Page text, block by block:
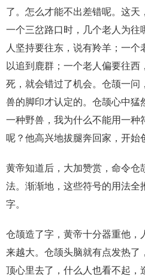
了。怎么才能不出差错呢。这天
一个三岔路口时，几个老人为往
人坚持要往东，说有羚羊；一
以追到鹿群；一个老人偏要往
死，就会错过了机会。仓颉一问
兽的脚印才认定的。仓颉心中猛
一种野兽，我为什么不能用一种
呢？他高兴地拔腿奔回家，开始
黄帝知道后，大加赞赏，命令仓
法。渐渐地，这些符号的用法全
字。
仓颉造了字，黄帝十分器重他，
来越大。仓颉头脑就有点发热了
顶心里去了，什么人也看不起，